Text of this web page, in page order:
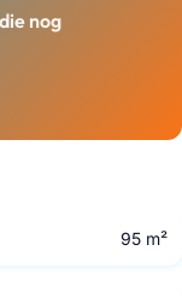
nog
95 m²